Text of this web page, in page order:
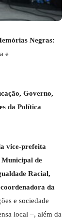
Negras:
e
Governo,
da Política
vice-prefeita
de
Racial,
da
e sociedade
local –, além da